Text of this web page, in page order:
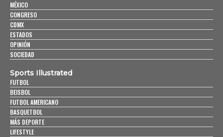
MÉXICO
CONGRESO
CDMX
ESTADOS
OPINIÓN
SOCIEDAD
Sports Illustrated
FUTBOL
BEISBOL
FUTBOL AMERICANO
BASQUETBOL
MÁS DEPORTE
LIFESTYLE